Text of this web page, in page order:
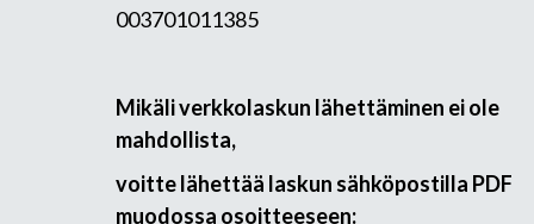
003701011385
Mikäli verkkolaskun lähettäminen ei ole
mahdollista,
voitte lähettää laskun sähköpostilla PDF
muodossa osoitteeseen: